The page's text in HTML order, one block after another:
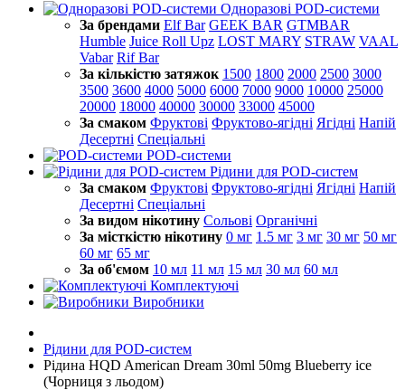
Одноразові POD-системи
За брендами Elf Bar GEEK BAR GTMBAR
Humble Juice Roll Upz LOST MARY STRAW VAAL
Vabar Rif Bar
За кількістю затяжок 1500 1800 2000 2500 3000
3500 3600 4000 5000 6000 7000 9000 10000 25000
20000 18000 40000 30000 33000 45000
За смаком Фруктові Фруктово-ягідні Ягідні Напій
Десертні Спеціальні
POD-системи
Рідини для POD-систем
За смаком Фруктові Фруктово-ягідні Ягідні Напій
Десертні Спеціальні
За видом нікотину Сольові Органічні
За місткістю нікотину 0 мг 1.5 мг 3 мг 30 мг 50 мг
60 мг 65 мг
За об'ємом 10 мл 11 мл 15 мл 30 мл 60 мл
Комплектуючі
Виробники
Рідини для POD-систем
Рідина HQD American Dream 30ml 50mg Blueberry ice
(Чорниця з льодом)